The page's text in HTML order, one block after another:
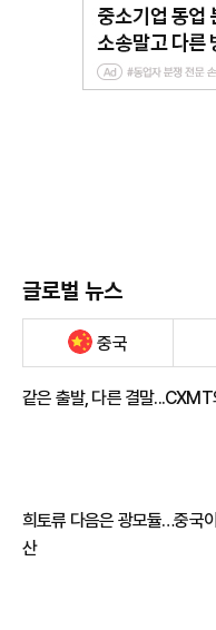
글로벌 뉴스
중국
같은 출발, 다른 결말
희토류 다음은 광모듈…중국
산